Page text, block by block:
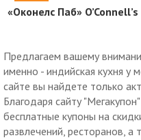
«Оконелс Паб»
Предлагаем вашему
именно - индийская кухня у
сайте вы найдете только
Благодаря сайту
бесплатные купоны на
развлечений, ресторанов, а